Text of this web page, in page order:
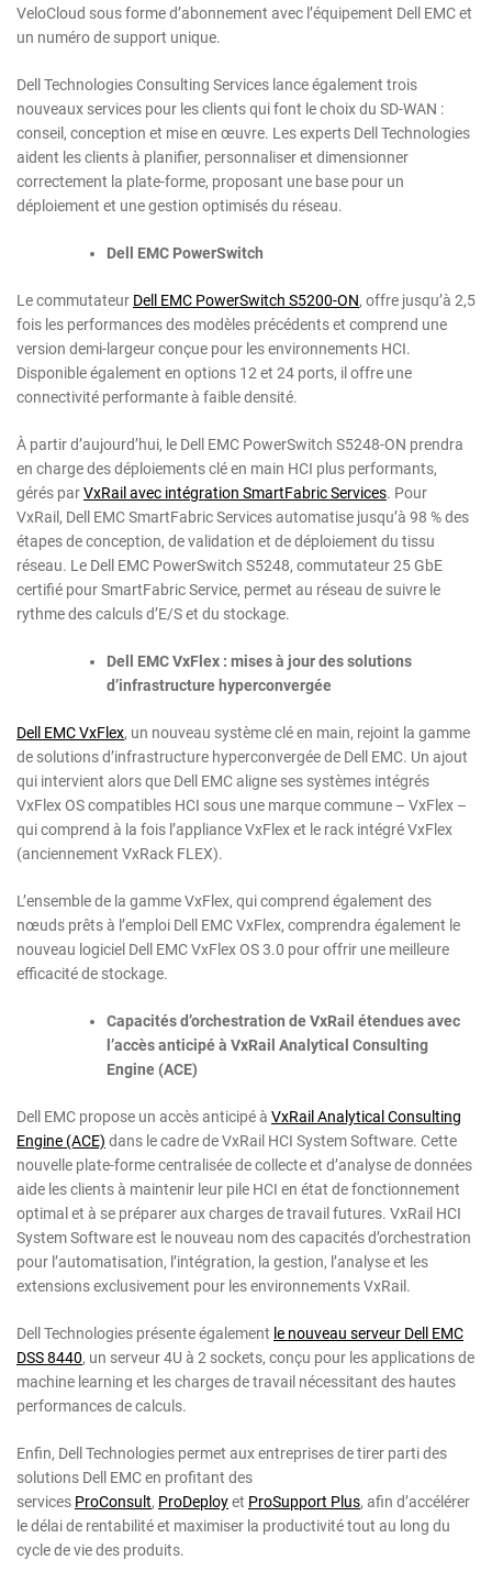
VeloCloud sous forme d’abonnement avec l’équipement Dell EMC et
un numéro de support unique.
Dell Technologies Consulting Services lance également trois
nouveaux services pour les clients qui font le choix du SD-WAN :
conseil, conception et mise en œuvre. Les experts Dell Technologies
aident les clients à planifier, personnaliser et dimensionner
correctement la plate-forme, proposant une base pour un
déploiement et une gestion optimisés du réseau.
Dell EMC PowerSwitch
Le commutateur Dell EMC PowerSwitch S5200-ON, offre jusqu’à 2,5
fois les performances des modèles précédents et comprend une
version demi-largeur conçue pour les environnements HCI.
Disponible également en options 12 et 24 ports, il offre une
connectivité performante à faible densité.
À partir d’aujourd’hui, le Dell EMC PowerSwitch S5248-ON prendra
en charge des déploiements clé en main HCI plus performants,
gérés parVxRail avec intégration SmartFabric Services. Pour
VxRail, Dell EMC SmartFabric Services automatise jusqu’à 98 % des
étapes de conception, de validation et de déploiement du tissu
réseau. Le Dell EMC PowerSwitch S5248, commutateur 25 GbE
certifié pour SmartFabric Service, permet au réseau de suivre le
rythme des calculs d’E/S et du stockage.
Dell EMC VxFlex : mises à jour des solutions
d’infrastructure hyperconvergée
Dell EMC VxFlex, un nouveau système clé en main, rejoint la gamme
de solutions d’infrastructure hyperconvergée de Dell EMC. Un ajout
qui intervient alors que Dell EMC aligne ses systèmes intégrés
VxFlex OS compatibles HCI sous une marque commune – VxFlex –
qui comprend à la fois l’appliance VxFlex et le rack intégré VxFlex
(anciennement VxRack FLEX).
L’ensemble de la gamme VxFlex, qui comprend également des
nœuds prêts à l’emploi Dell EMC VxFlex, comprendra également le
nouveau logiciel Dell EMC VxFlex OS 3.0 pour offrir une meilleure
efficacité de stockage.
Capacités d’orchestration de VxRail étendues avec
l’accès anticipé à VxRail Analytical Consulting
Engine (ACE)
Dell EMC propose un accès anticipé à VxRail Analytical Consulting
Engine (ACE) dans le cadre de VxRail HCI System Software. Cette
nouvelle plate-forme centralisée de collecte et d’analyse de données
aide les clients à maintenir leur pile HCI en état de fonctionnement
optimal et à se préparer aux charges de travail futures. VxRail HCI
System Software est le nouveau nom des capacités d’orchestration
pour l’automatisation, l’intégration, la gestion, l’analyse et les
extensions exclusivement pour les environnements VxRail.
Dell Technologies présente également le nouveau serveur Dell EMC
DSS 8440, un serveur 4U à 2 sockets, conçu pour les applications de
machine learning et les charges de travail nécessitant des hautes
performances de calculs.
Enfin, Dell Technologies permet aux entreprises de tirer parti des
solutions Dell EMC en profitant des
services ProConsult, ProDeployet ProSupport Plus, afin d’accélérer
le délai de rentabilité et maximiser la productivité tout au long du
cycle de vie des produits.